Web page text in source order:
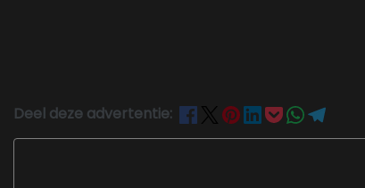
Deel deze advertentie: